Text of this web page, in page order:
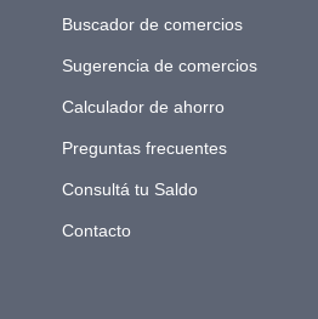
Buscador de comercios
Sugerencia de comercios
Calculador de ahorro
Preguntas frecuentes
Consultá tu Saldo
Contacto